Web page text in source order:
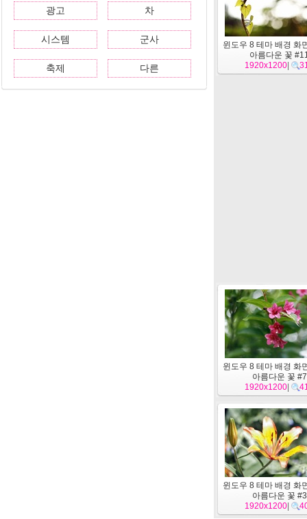
광고 차
시스템 군사
축제 다른
윈도우 8 테마 배경 화
아름다운 꽃
1920x1200
윈도우 8 테마 배경 화
아름다운 꽃 #7
1920x1200
윈도우 8 테마 배경 화
아름다운 꽃 #3
1920x1200